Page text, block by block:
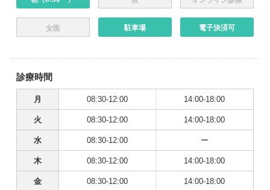
女医 駐車場 電子決済可
診療時間
月 08:30-12:00 14:00-18:00
火 08:30-12:00 14:00-18:00
水 08:30-12:00 ー
木 08:30-12:00 14:00-18:00
金 08:30-12:00 14:00-18:00